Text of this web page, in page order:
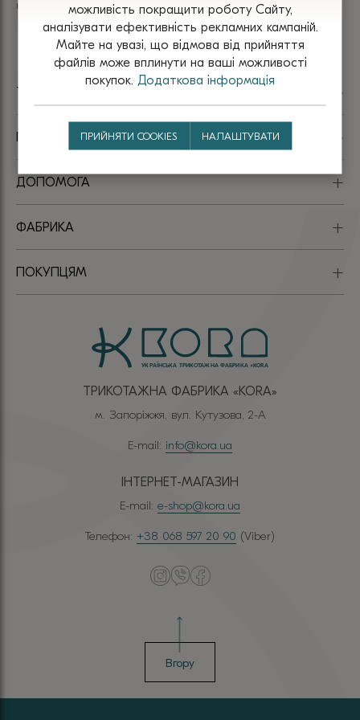
товару
ТРИКОТАЖНА ФАБРИКА «КОRА»
м. Запоріжжя, вул. Кутузова, 2-А
E-mail: info@kora.ua
ІНТЕРНЕТ-МАГАЗИН
E-mail: e-shop@kora.ua
Телефон: +38 068 597 20 90 (Viber)
TM KORA
ПАРТНЕРАМ
ДОПОМОГА
ФАБРИКА
ПОКУПЦЯМ
надходження? Підпишіться на нашу розсилку
Вгору
можливість покращити роботу Сайту,
аналізувати ефективність рекламних кампаній.
Майте на увазі, що відмова від прийняття
файлів може вплинути на ваші можливості
покупок. Додаткова інформація
ПРИЙНЯТИ COOKIES НАЛАШТУВАТИ